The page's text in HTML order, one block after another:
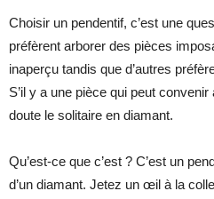
Choisir un pendentif, c’est une
préfèrent arborer des pièces
inaperçu tandis que d’autres
S’il y a une pièce qui peut
doute le solitaire en diamant.
Qu’est-ce que c’est ? C’est un
d’un diamant. Jetez un œil à la